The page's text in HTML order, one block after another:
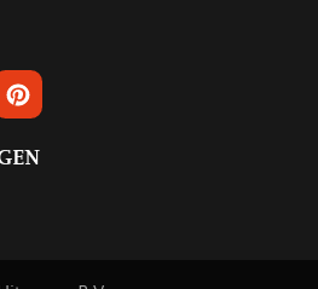
OP LINKEDIN
VOLG ONS OP PINTEREST